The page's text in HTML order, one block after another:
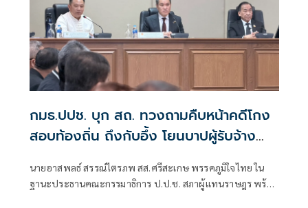
กมธ.ปปช. บุก สถ. ทวงถามคืบหน้าคดีโกง
สอบท้องถิ่น ถึงกับอึ้ง โยนบาปผู้รับจ้าง
นายอาสพลธ์ สรรณ์ไตรภพ สส.ศรีสะเกษ พรรคภูมิใจไทย ใน
ฐานะประธานคณะกรรมาธิการ ป.ป.ช. สภาผู้แทนราษฎร พร้อม